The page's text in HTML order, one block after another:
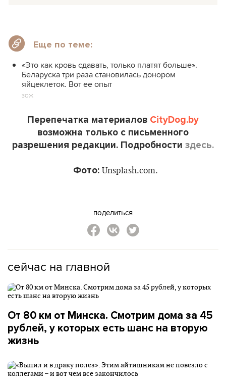
Еще по теме:
«Это как кровь сдавать, только платят больше».
Беларуска три раза становилась донором
яйцеклеток. Вот ее опыт
ЗОЖ
Перепечатка материалов CityDog.by
возможна только с письменного
разрешения редакции. Подробности здесь.
Фото: Unsplash.com.
поделиться
сейчас на главной
От 80 км от Минска. Смотрим дома за 45
рублей, у которых есть шанс на вторую
жизнь